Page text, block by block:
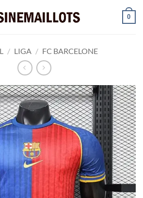
0
/ LIGA / FC BARCELONE